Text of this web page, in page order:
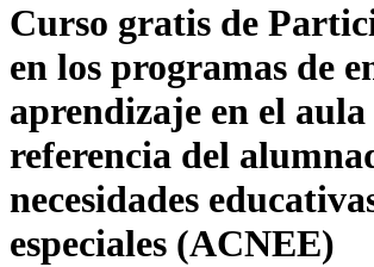
Curso gratis de
en los programas de
aprendizaje en el aula
referencia del
necesidades
especiales (ACNEE)